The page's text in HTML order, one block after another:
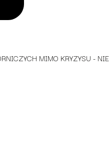
MIMO KRYZYSU - NIE